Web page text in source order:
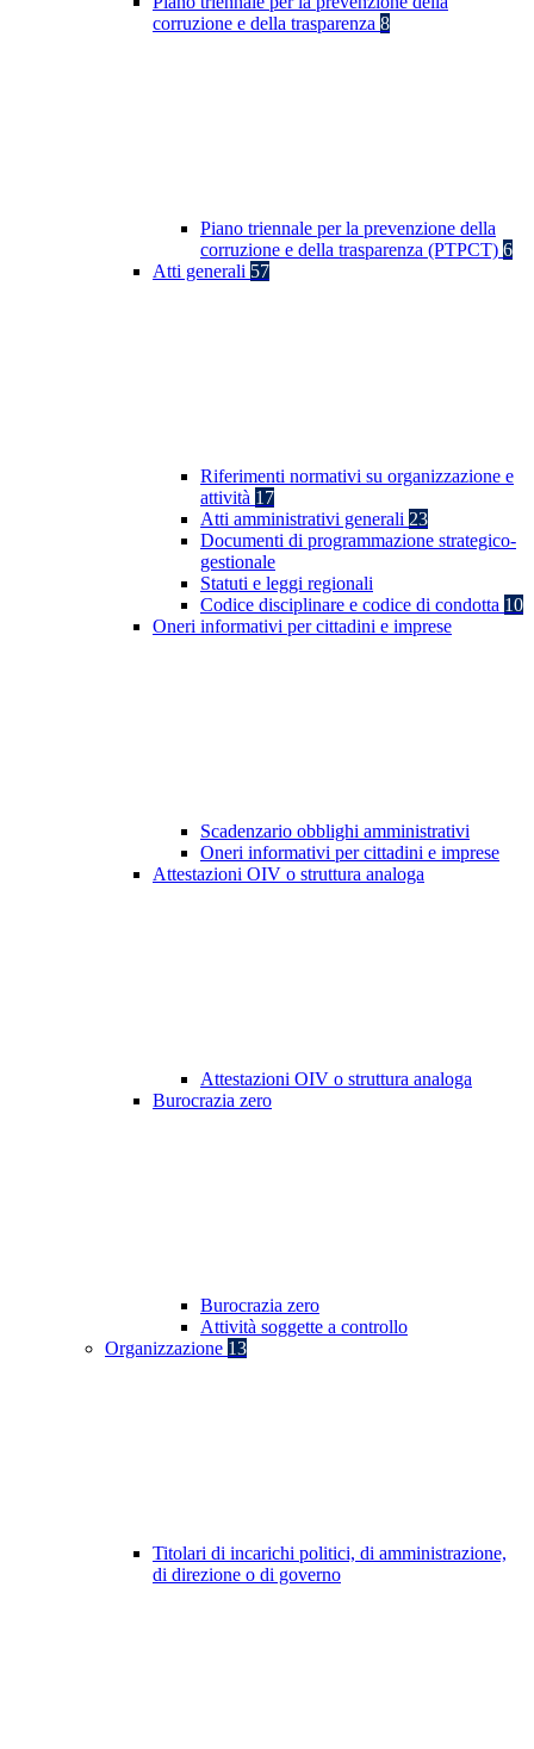
corruzione e della trasparenza 8
Piano triennale per la prevenzione della
corruzione e della trasparenza (PTPCT) 6
Atti generali 57
Riferimenti normativi su organizzazione e
attività 17
Atti amministrativi generali 23
Documenti di programmazione strategico-
gestionale
Statuti e leggi regionali
Codice disciplinare e codice di condotta 10
Oneri informativi per cittadini e imprese
Scadenzario obblighi amministrativi
Oneri informativi per cittadini e imprese
Attestazioni OIV o struttura analoga
Attestazioni OIV o struttura analoga
Burocrazia zero
Burocrazia zero
Attività soggette a controllo
Organizzazione 13
Titolari di incarichi politici, di amministrazione,
di direzione o di governo